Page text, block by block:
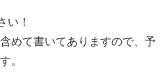
い！
めて書いてありますので、予
。